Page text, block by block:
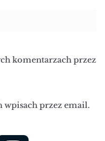
komentarzach przez
przez email.